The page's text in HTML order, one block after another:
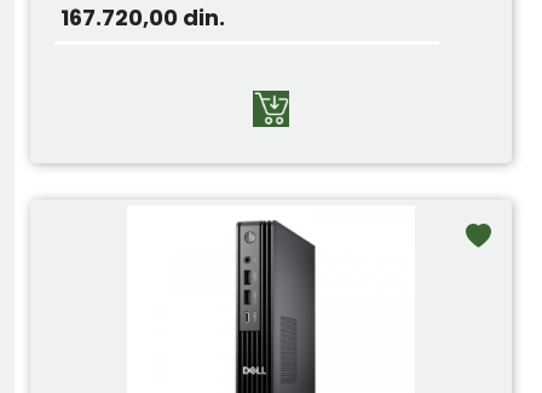
167.720,00 din.